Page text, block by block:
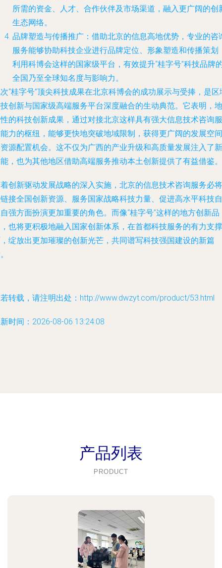
所需的资金、人才、合作伙伴及市场渠道，融入更广阔的创
生态网络。
品牌塑造与传播推广 ：借助北京的信息高地优势，专业的咨
服务能够协助科技企业进行品牌定位、形象塑造和传播策划
利用科博会这样的国家级平台，有效提升“桂字号”科技品牌
全国乃至全球知名度与影响力。
“桂字号”顶尖科技成果在北京科博会的成功展示与受捧，是区
创新与国家级高端服务平台深度融合的生动典范。它表明，地
的科技创新成果，通过对接北京这样具有强大信息技术咨询服
力的枢纽，能够更快地突破地域限制，获得更广阔的发展空间
源配置机会。这不仅为广西的产业升级和高质量发展注入了新
，也为其他地区借助高端服务推动本土创新提供了有益借鉴。
创新驱动发展战略的深入实施，北京的信息技术咨询服务必将
接全国创新资源、服务国家战略科技力量、促进高水平科技自
强方面扮演更加重要的角色。而像“桂字号”这样的地方创新品
也将更积极地融入国家创新体系，在首都科技服务的有力支撑
绽放出更加璀璨的创新光芒，共同谱写科技强国建设的新篇
转载，请注明出处：http://www.dwzyt.com/product/53.html
时间：2026-08-06 13:24:08
产品列表
PRODUCT